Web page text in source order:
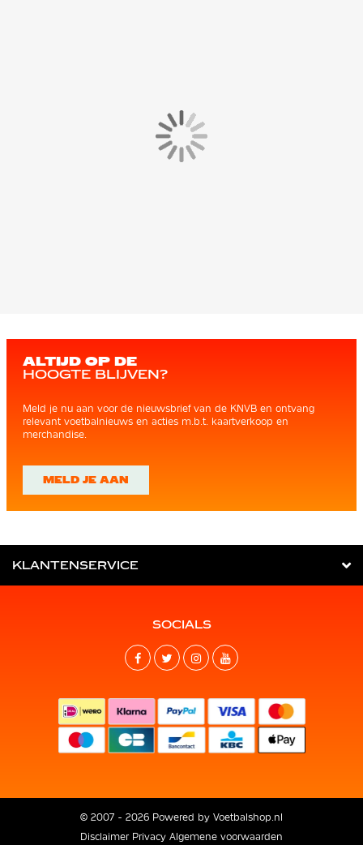
ALTIJD OP DE
HOOGTE BLIJVEN?
Meld je nu aan voor de nieuwsbrief van de KNVB en ontvang
relevant voetbalnieuws en acties m.b.t. kaartverkoop en
merchandise.
MELD JE AAN
KLANTENSERVICE
SOCIALS
© 2007 - 2026 Powered by Voetbalshop.nl
Disclaimer Privacy Algemene voorwaarden